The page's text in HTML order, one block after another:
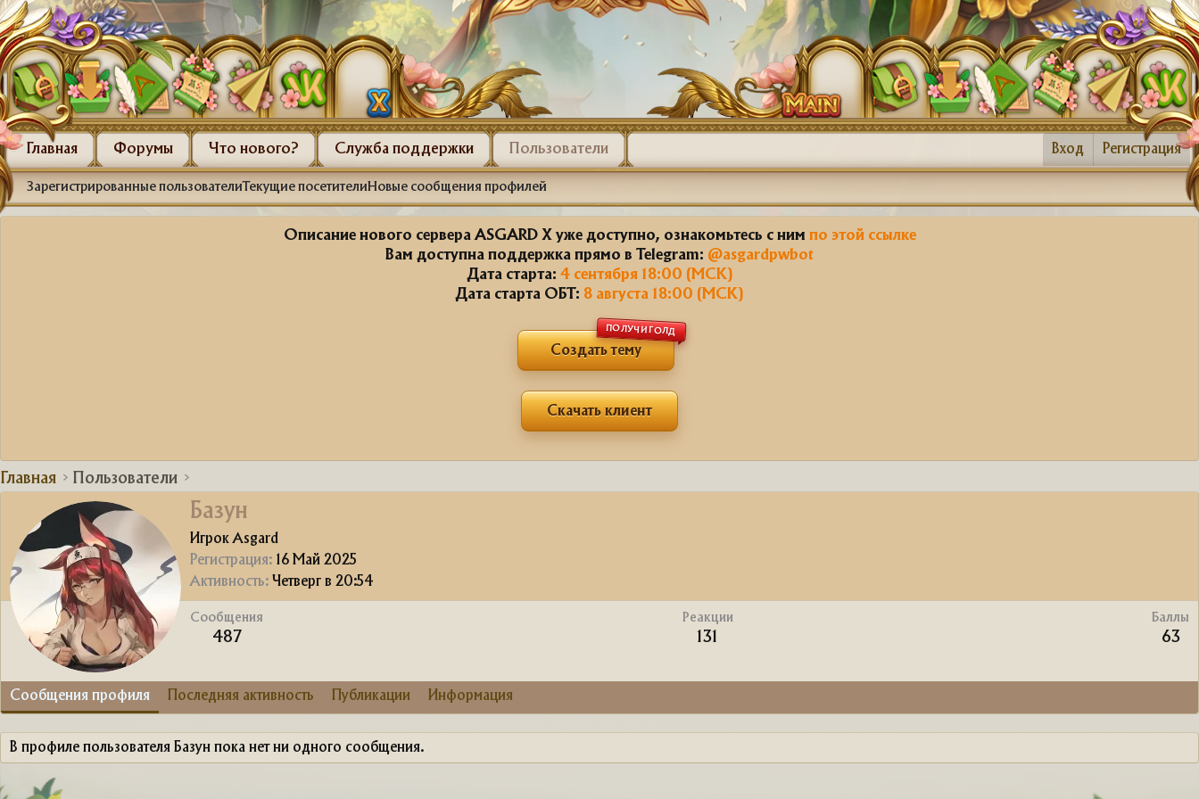
Главная Форумы Что нового? Служба поддержки Пользователи Вход Регистрация
Зарегистрированные пользователиТекущие посетителиНовые сообщения профилей
Описание нового сервера ASGARD X уже доступно, ознакомьтесь с ним по этой ссылке
Вам доступна поддержка прямо в Telegram: @asgardpwbot
Дата старта: 4 сентября 18:00 (МСК)
Дата старта ОБТ: 8 августа 18:00 (МСК)
Создать тему
ПОЛУЧИ ГОЛД
Скачать клиент
Главная Пользователи
Базун
Игрок Asgard
Регистрация
16 Май 2025
Активность
Четверг в 20:54
Сообщения
487
Реакции
131
Баллы
63
Сообщения профиля Последняя активность Публикации Информация
В профиле пользователя Базун пока нет ни одного сообщения.